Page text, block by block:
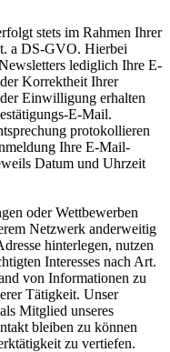
stets im Rahmen Ihrer
a DS-GVO. Hierbei
lediglich Ihre E-
Korrektheit Ihrer
Einwilligung erhalten
E-Mail.
protokollieren
Ihre E-Mail-
Datum und Uhrzeit
oder Wettbewerben
Netzwerk anderweitig
hinterlegen, nutzen
Interesses nach Art.
von Informationen zu
Tätigkeit. Unser
Mitglied unseres
bleiben zu können
zu vertiefen.